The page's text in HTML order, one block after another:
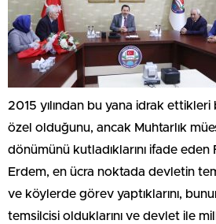
2015 yılından bu yana idrak
özel olduğunu, ancak Muhtarlık
dönümünü kutladıklarını ifade eden
Erdem, en ücra noktada devletin
ve köylerde görev yaptıklarını,
temsilcisi olduklarını ve devlet ile